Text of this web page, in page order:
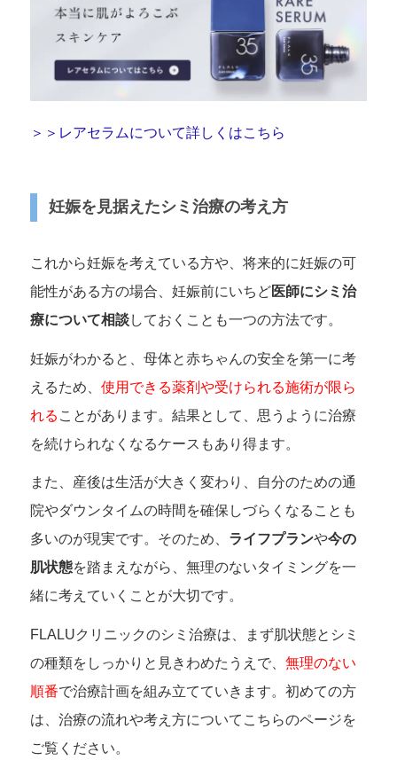
＞＞レアセラムについて詳しくはこちら
妊娠を見据えたシミ治療の考え方
これから妊娠を考えている方や、将来的に妊娠の可
能性がある方の場合、妊娠前にいちど医師にシミ治
療について相談しておくことも一つの方法です。
妊娠がわかると、母体と赤ちゃんの安全を第一に考
えるため、 使用できる薬剤や受けられる施術が限ら
れる ことがあります。結果として、思うように治療
を続けられなくなるケースもあり得ます。
また、産後は生活が大きく変わり、自分のための通
院やダウンタイムの時間を確保しづらくなることも
多いのが現実です。そのため、 ライフプランや今の
肌状態を踏まえながら、無理のないタイミングを一
緒に考えていくことが大切です。
FLALUクリニックのシミ治療は、まず肌状態とシミ
の種類をしっかりと見きわめたうえで、 無理のない
順番で治療計画を組み立てていきます。初めての方
は、治療の流れや考え方についてこちらのページを
ご覧ください。